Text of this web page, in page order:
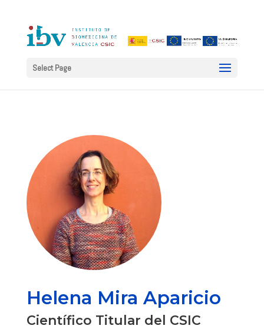
Select Page
Helena Mira Aparicio
Científico Titular del CSIC